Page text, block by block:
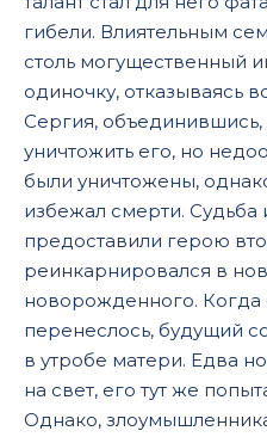
гибели. Влиятельным
столь могущественный
одиночку, отказываясь
Сергия,
уничтожить его, но
были уничтожены,
избежал смерти.
предоставили герою
реинкарнировался в
новорожденного. Когда
перенеслось, будущий
в утробе матери. Едва
на свет, его тут же
Однако,